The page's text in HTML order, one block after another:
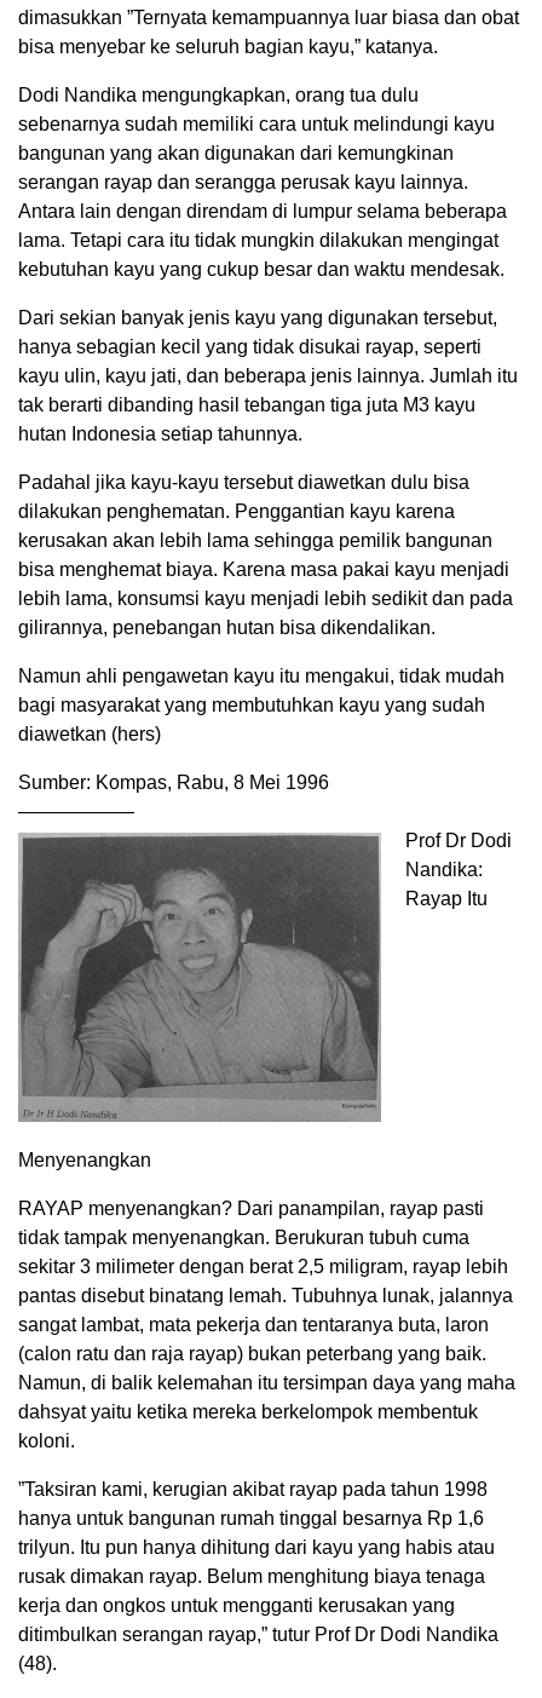
dimasukkan ”Ternyata kemampuannya luar biasa dan obat
bisa menyebar ke seluruh bagian kayu,” katanya.
Dodi Nandika mengungkapkan, orang tua dulu
sebenarnya sudah memiliki cara untuk melindungi kayu
bangunan yang akan digunakan dari kemungkinan
serangan rayap dan serangga perusak kayu lainnya.
Antara lain dengan direndam di lumpur selama beberapa
lama. Tetapi cara itu tidak mungkin dilakukan mengingat
kebutuhan kayu yang cukup besar dan waktu mendesak.
Dari sekian banyak jenis kayu yang digunakan tersebut,
hanya sebagian kecil yang tidak disukai rayap, seperti
kayu ulin, kayu jati, dan beberapa jenis lainnya. Jumlah itu
tak berarti dibanding hasil tebangan tiga juta M3 kayu
hutan Indonesia setiap tahunnya.
Padahal jika kayu-kayu tersebut diawetkan dulu bisa
dilakukan penghematan. Penggantian kayu karena
kerusakan akan lebih lama sehingga pemilik bangunan
bisa menghemat biaya. Karena masa pakai kayu menjadi
lebih lama, konsumsi kayu menjadi lebih sedikit dan pada
gilirannya, penebangan hutan bisa dikendalikan.
Namun ahli pengawetan kayu itu mengakui, tidak mudah
bagi masyarakat yang membutuhkan kayu yang sudah
diawetkan (hers)
Sumber: Kompas, Rabu, 8 Mei 1996
——————
Prof Dr Dodi
Nandika:
Rayap Itu
Menyenangkan
RAYAP menyenangkan? Dari panampilan, rayap pasti
tidak tampak menyenangkan. Berukuran tubuh cuma
sekitar 3 milimeter dengan berat 2,5 miligram, rayap lebih
pantas disebut binatang lemah. Tubuhnya lunak, jalannya
sangat lambat, mata pekerja dan tentaranya buta, laron
(calon ratu dan raja rayap) bukan peterbang yang baik.
Namun, di balik kelemahan itu tersimpan daya yang maha
dahsyat yaitu ketika mereka berkelompok membentuk
koloni.
”Taksiran kami, kerugian akibat rayap pada tahun 1998
hanya untuk bangunan rumah tinggal besarnya Rp 1,6
trilyun. Itu pun hanya dihitung dari kayu yang habis atau
rusak dimakan rayap. Belum menghitung biaya tenaga
kerja dan ongkos untuk mengganti kerusakan yang
ditimbulkan serangan rayap,” tutur Prof Dr Dodi Nandika
(48).